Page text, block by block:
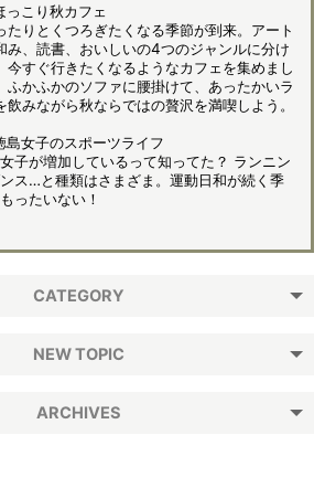
こり秋カフェ
たりとくつろぎたくなる季節が到来。アート
み、読書、おいしいの4つのジャンルに分け
今すぐ行きたくなるようなカフェを集めまし
ふかふかのソファに腰掛けて、あったかいラ
飲みながら秋ならではの贅沢を満喫しよう。
女子のスポーツライフ
子が増加しているって知ってた？ ランニン
ス…と種類はさまざま。運動日和が続く季
ったいない！
CATEGORY
NEW TOPIC
ARCHIVES